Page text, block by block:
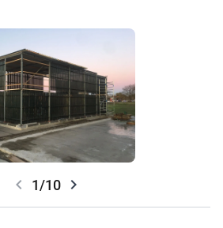
chevron_left 1/10 chevron_right